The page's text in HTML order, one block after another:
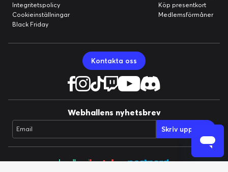
EQ-inställningar
Integritetspolicy
Cookieinställningar
Black Friday
Köp presentkort
Medlemsförmåner
Kontakta oss
Webhallens nyhetsbrev
Email Skriv upp mig!